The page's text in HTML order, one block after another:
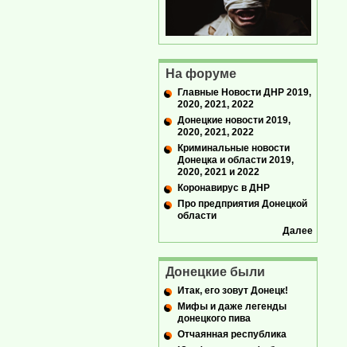
На форуме
Главные Новости ДНР 2019,
2020, 2021, 2022
Донецкие новости 2019,
2020, 2021, 2022
Криминальные новости
Донецка и области 2019,
2020, 2021 и 2022
Коронавирус в ДНР
Про предприятия Донецкой
области
Далее
Донецкие были
Итак, его зовут Донецк!
Мифы и даже легенды
донецкого пива
Отчаянная республика